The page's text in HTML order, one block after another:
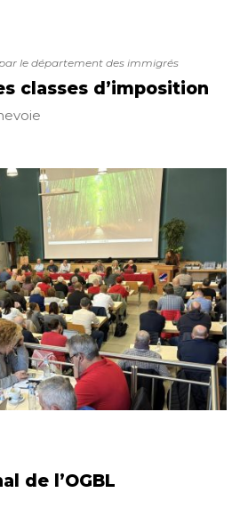
le département des immigrés
classes d’imposition
de l’OGBL